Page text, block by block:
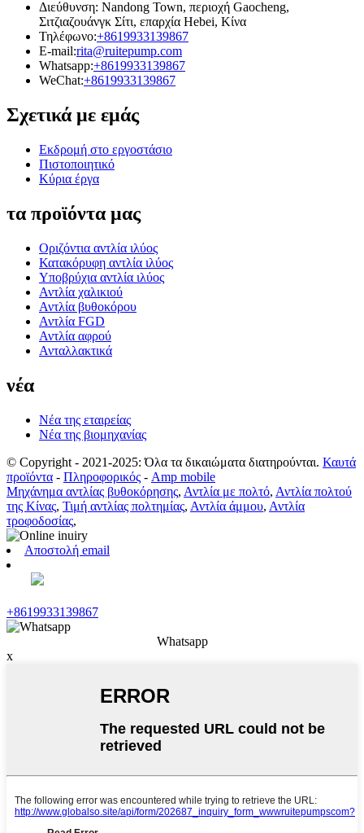
Διεύθυνση: Nandong Town, περιοχή Gaocheng,
Σιτζιαζουάνγκ Σίτι, επαρχία Hebei, Κίνα
Τηλέφωνο:+8619933139867
E-mail:rita@ruitepump.com
Whatsapp:+8619933139867
WeChat:+8619933139867
Σχετικά με εμάς
Εκδρομή στο εργοστάσιο
Πιστοποιητικό
Κύρια έργα
τα προϊόντα μας
Οριζόντια αντλία ιλύος
Κατακόρυφη αντλία ιλύος
Υποβρύχια αντλία ιλύος
Αντλία χαλικιού
Αντλία βυθοκόρου
Αντλία FGD
Αντλία αφρού
Ανταλλακτικά
νέα
Νέα της εταιρείας
Νέα της βιομηχανίας
© Copyright - 2021-2025: Όλα τα δικαιώματα διατηρούνται. Καυτά
προϊόντα - Πληροφορικός - Amp mobile
Μηχάνημα αντλίας βυθοκόρησης, Αντλία με πολτό, Αντλία πολτού
της Κίνας, Τιμή αντλίας πολτημίας, Αντλία άμμου, Αντλία
τροφοδοσίας,
Αποστολή email
+8619933139867
Whatsapp
x